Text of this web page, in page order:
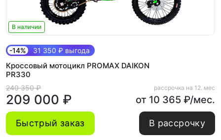
В наличии
-14% 31 350 ₽ выгода
Кроссовый мотоцикл PROMAX DAIKON
PR330
240 350 ₽
209 000 ₽
рассрочка на 12. мес
от 10 365 ₽/мес.
Быстрый заказ В рассрочку